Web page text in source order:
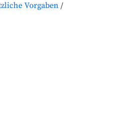
Vorgaben